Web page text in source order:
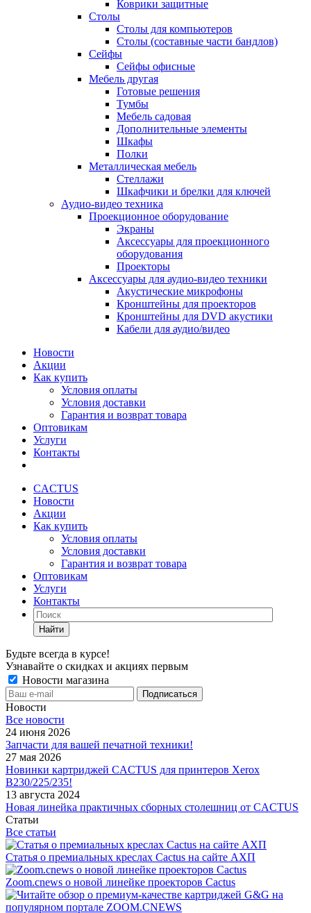
Коврики защитные
Столы
Столы для компьютеров
Столы (составные части бандлов)
Сейфы
Сейфы офисные
Мебель другая
Готовые решения
Тумбы
Мебель садовая
Дополнительные элементы
Шкафы
Полки
Металлическая мебель
Стеллажи
Шкафчики и брелки для ключей
Аудио-видео техника
Проекционное оборудование
Экраны
Аксессуары для проекционного
оборудования
Проекторы
Аксессуары для аудио-видео техники
Акустические микрофоны
Кронштейны для проекторов
Кронштейны для DVD акустики
Кабели для аудио/видео
Новости
Акции
Как купить
Условия оплаты
Условия доставки
Гарантия и возврат товара
Оптовикам
Услуги
Контакты
CACTUS
Новости
Акции
Как купить
Условия оплаты
Условия доставки
Гарантия и возврат товара
Оптовикам
Услуги
Контакты
Найти
Будьте всегда в курсе!
Узнавайте о скидках и акциях первым
Новости магазина
Новости
Все новости
24 июня 2026
Запчасти для вашей печатной техники!
27 мая 2026
Новинки картриджей CACTUS для принтеров Xerox
B230/225/235!
13 августа 2024
Новая линейка практичных сборных столешниц от CACTUS
Статьи
Все статьи
Статья о премиальных креслах Cactus на сайте АХП
Zoom.cnews о новой линейке проекторов Cactus